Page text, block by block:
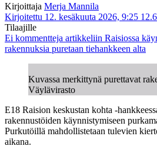
Kirjoittaja Merja Mannila
Kirjoitettu 12. kesäkuuta 2026, 9:25
Tilaajille
Ei kommentteja artikkeliin Raisiossa
rakennuksia puretaan tiehankkeen alta
Kuvassa merkittynä purettavat
Väylävirasto
E18 Raision keskustan kohta -
rakennustöiden käynnistymiseen
Purkutöillä mahdollistetaan tulevien
aikana.